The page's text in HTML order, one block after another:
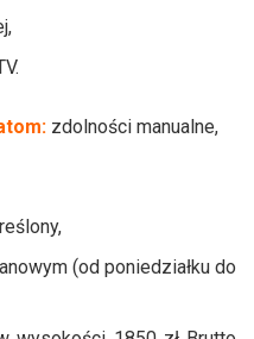
zdolności manualne,
(od poniedziałku do